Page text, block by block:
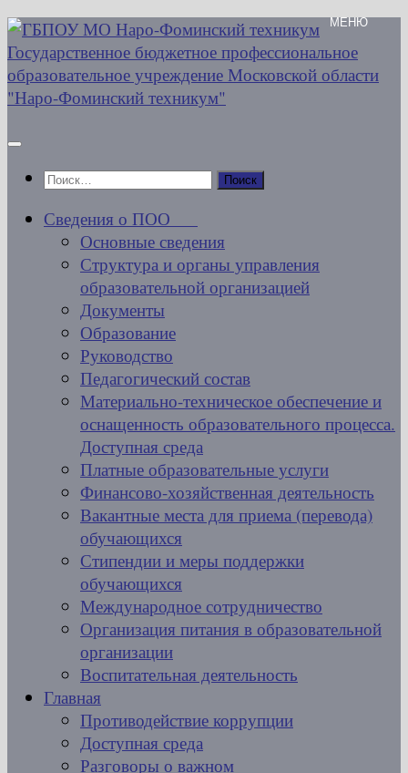
Перейти
к
содержимому
Найти:
Сведения о ПОО
Основные сведения
Структура и органы управления
образовательной организацией
Документы
Образование
Руководство
Педагогический состав
Материально-техническое обеспечение и
оснащенность образовательного процесса.
Доступная среда
Платные образовательные услуги
Финансово-хозяйственная деятельность
Вакантные места для приема (перевода)
обучающихся
Стипендии и меры поддержки
обучающихся
Международное сотрудничество
Организация питания в образовательной
организации
Воспитательная деятельность
Главная
Противодействие коррупции
Доступная среда
Разговоры о важном